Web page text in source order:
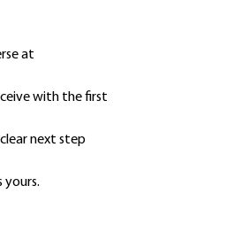
at
with the first
next step
yours.